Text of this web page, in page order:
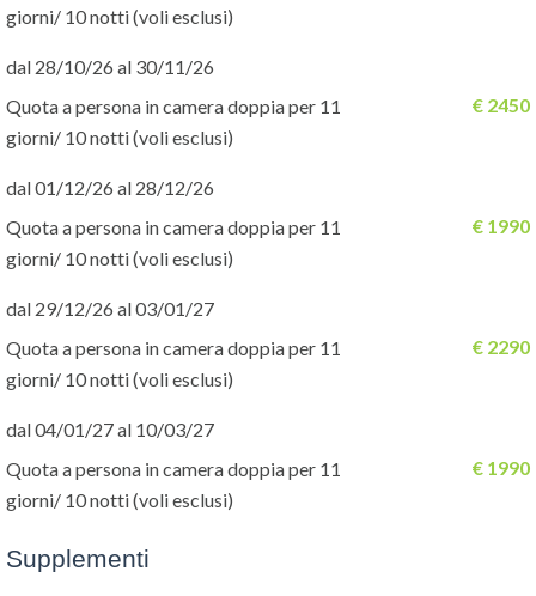
Limousine bus o shuttle o altro mezzo) in hotel (check-in
Resto della giornata a disposizione. Pasti esclusi pernottamento
in Hotel.
italiano in arrivo in Aeroporto:
arrivo all’Aeroporto Internazionale di Tokyo. Dopo il disbrigo
delle formalità doganali, incontro con il nostro assistente
parlante lingua Italiana che vi darà il benvenuto e vi
disposizione ancora per un po' di tempo per soddisfare tutte le
vostre curiosità, vi assisterà per informarvi e aiutarvi a
convertire i vostri Pass e/o prenotare i successivi treni. Resto
Hotel.
2° giorno: Tokyo (B/_/_)
Prima colazione in hotel. Intera giornata libera per la visita di
giorni/ 10 notti (voli esclusi)
dal 28/10/26 al 30/11/26
Quota a persona in camera doppia per 11
giorni/ 10 notti (voli esclusi)
€ 2450
dal 01/12/26 al 28/12/26
Quota a persona in camera doppia per 11
giorni/ 10 notti (voli esclusi)
€ 1990
dal 29/12/26 al 03/01/27
Quota a persona in camera doppia per 11
giorni/ 10 notti (voli esclusi)
€ 2290
dal 04/01/27 al 10/03/27
Quota a persona in camera doppia per 11
giorni/ 10 notti (voli esclusi)
€ 1990
Supplementi